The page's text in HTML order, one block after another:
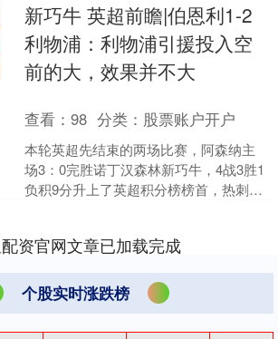
新巧牛 英超前瞻|伯恩利1-2
利物浦：利物浦引援投入空
前的大，效果并不大
查看：98 分类： 股票账户开户
本轮英超先结束的两场比赛，阿森纳主
场3：0完胜诺丁汉森林新巧牛，4战3胜1
负积9分升上了英超积分榜榜首，热刺客
资官网文章已加载完成
个股实时涨跌榜